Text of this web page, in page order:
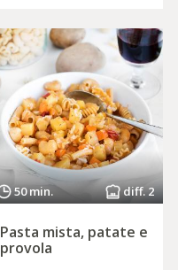
50 min. diff. 2
Pasta mista, patate e
provola